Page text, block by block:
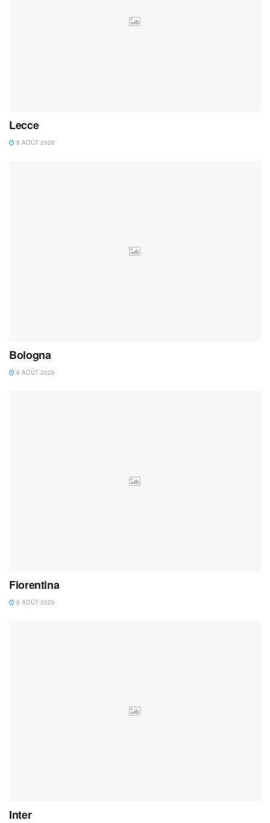
Lecce
8 AOÛT 2026
Bologna
8 AOÛT 2026
Fiorentina
8 AOÛT 2026
Inter